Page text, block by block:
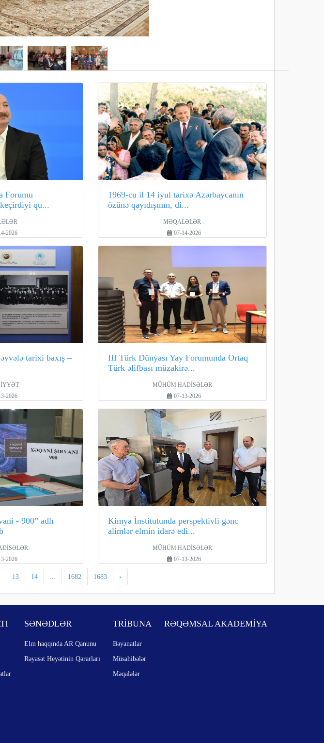
Forumu
keçirdiyi qu...
2026
1969-cu il 14 iyul tarixə Azərbaycanın
özünə qayıdışının, di...
MƏQALƏLƏR
07-14-2026
tarixi baxış –
2026
III Türk Dünyası Yay Forumunda Ortaq
Türk əlifbası müzakirə...
MÜHÜM HADİSƏLƏR
07-13-2026
- 900” adlı
2026
Kimya İnstitutunda perspektivli gənc
alimlər elmin idarə edi...
MÜHÜM HADİSƏLƏR
07-13-2026
13 14 1682 1683 ›
SƏNƏDLƏR
Elm haqqında AR Qanunu
Rəyasət Heyətinin Qərarları
TRİBUNA
Bəyanatlar
Müsahibələr
Məqalələr
RƏQƏMSAL AKADEMİYA